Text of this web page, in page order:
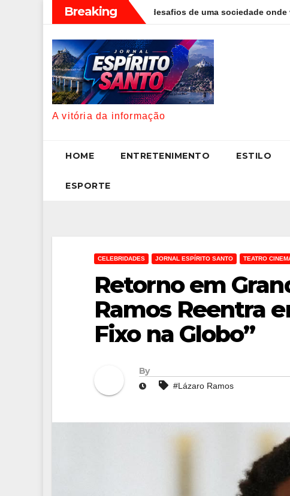
Breaking
discute os desafios de uma sociedade onde viver até aos 120
A vitória da informação
HOME ENTRETENIMENTO ESTILO
ESPORTE
CELEBRIDADES JORNAL ESPÍRITO SANTO TEATRO
Retorno em
Ramos Reentra
Fixo na Globo”
By
#Lázaro Ramos